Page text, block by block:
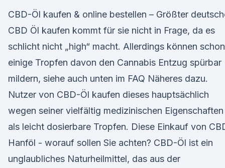
CBD-Öl kaufen & online bestellen – Größter
CBD Öl kaufen kommt für sie nicht in Frage, da es
schlicht nicht „high“ macht. Allerdings können schon
einige Tropfen davon den Cannabis Entzug spürbar
mildern, siehe auch unten im FAQ Näheres dazu.
Nutzer von CBD-Öl kaufen dieses hauptsächlich
wegen seiner vielfältig medizinischen Eigenschaften
als leicht dosierbare Tropfen. Diese Einkauf von
Hanföl - worauf sollen Sie achten? CBD-Öl ist ein
unglaubliches Naturheilmittel, das aus der